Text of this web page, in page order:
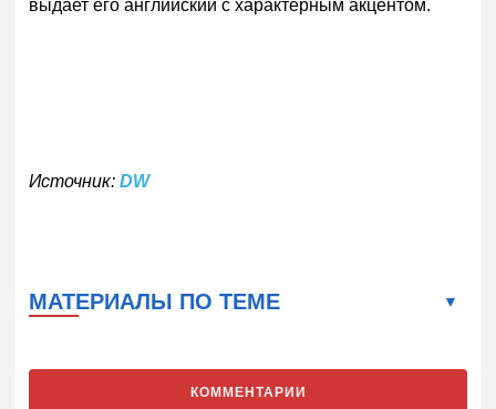
выдает его английский с характерным акцентом.
Источник:DW
МАТЕРИАЛЫ ПО ТЕМЕ
КОММЕНТАРИИ